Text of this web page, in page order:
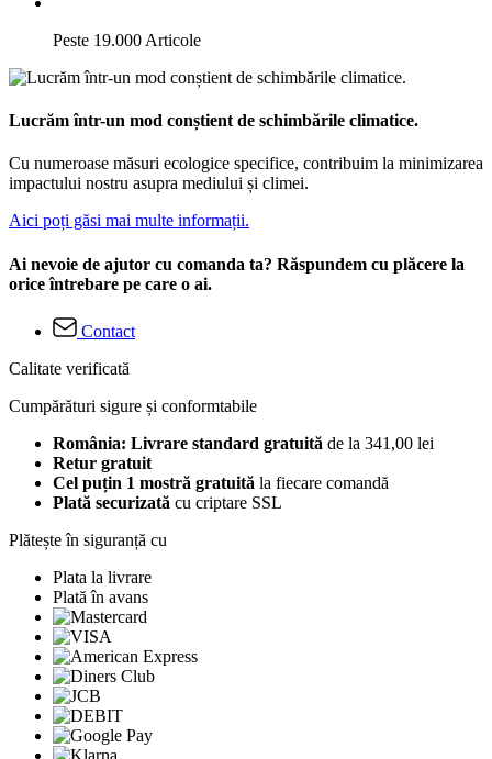
Peste 19.000 Articole
Lucrăm într-un mod conștient de schimbările climatice.
Cu numeroase măsuri ecologice specifice, contribuim la minimizarea
impactului nostru asupra mediului și climei.
Aici poți găsi mai multe informații.
Ai nevoie de ajutor cu comanda ta? Răspundem cu plăcere la
orice întrebare pe care o ai.
Contact
Calitate verificată
Cumpărături sigure și conformtabile
România: Livrare standard gratuită de la 341,00 lei
Retur gratuit
Cel puțin 1 mostră gratuită la fiecare comandă
Plată securizată cu criptare SSL
Plătește în siguranță cu
Plata la livrare
Plată în avans